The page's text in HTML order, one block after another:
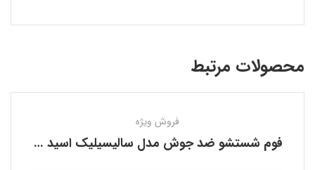
محصولات مرتبط
فروش ویژه
فوم شستشو ضد جوش مدل سالیسیلیک اسید کوزارکس COSRX